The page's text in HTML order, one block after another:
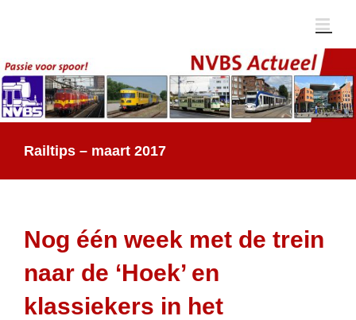
Railtips – maart 2017
Nog één week met de trein
naar de ‘Hoek’ en
klassiekers in het